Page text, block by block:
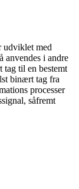
udviklet med
anvendes i andre
til en bestemt
binært tag fra
processer
såfremt